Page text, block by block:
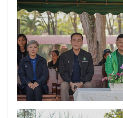
Search
for: